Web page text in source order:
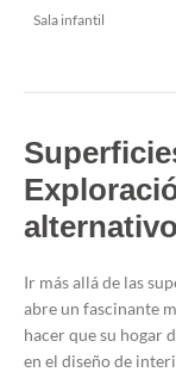
Sala infantil
Ir más allá de las
abre un fascinante
hacer que su hogar
en el diseño de